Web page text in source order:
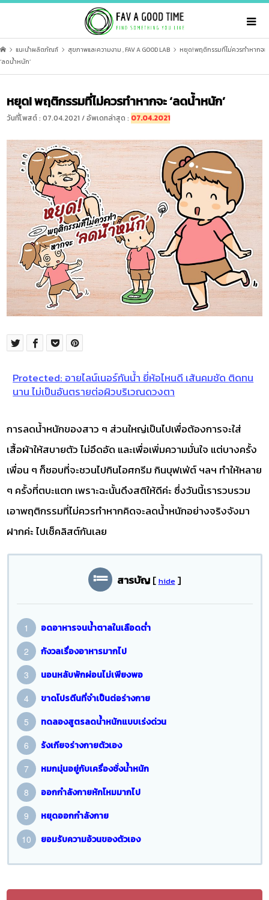
แนะนำผลิตภัณฑ์ สุขภาพและความงาม , FAV A GOOD LAB
หยุด! พฤติกรรมที่ไม่ควรทำหากจะ
‘ลดน้ำหนัก’
หยุด! พฤติกรรมที่ไม่ควรทำหากจะ ‘ลดน้ำหนัก’
วันที่โพสต์ : 07.04.2021 / อัพเดทล่าสุด : 07.04.2021
Protected: อายไลน์เนอร์กันน้ำ ยี่ห้อไหนดี เส้นคมชัด ติดทน
นาน ไม่เป็นอันตรายต่อผิวบริเวณดวงตา
การลดน้ำหนักของสาว ๆ ส่วนใหญ่เป็นไปเพื่อต้องการจะใส่
เสื้อผ้าให้สบายตัว ไม่อึดอัด และเพื่อเพิ่มความมั่นใจ แต่บางครั้ง
เพื่อน ๆ ก็ชอบที่จะชวนไปกินไอศกรีม กินบุฟเฟ่ต์ ฯลฯ ทำให้หลาย
ๆ ครั้งที่ตบะแตก เพราะฉะนั้นดึงสติให้ดีค่ะ ซึ่งวันนี้เรารวบรวม
เอาพฤติกรรมที่ไม่ควรทำหากคิดจะลดน้ำหนักอย่างจริงจังมา
ฝากค่ะ ไปเช็คลิสต์กันเลย
สารบัญ [ hide ]
อดอาหารจนน้ำตาลในเลือดต่ำ
กังวลเรื่องอาหารมากไป
นอนหลับพักผ่อนไม่เพียงพอ
ขาดโปรตีนที่จำเป็นต่อร่างกาย
ทดลองสูตรลดน้ำหนักแบบเร่งด่วน
รังเกียจร่างกายตัวเอง
หมกมุ่นอยู่กับเครื่องชั่งน้ำหนัก
ออกกำลังกายหักโหมมากไป
หยุดออกกำลังกาย
ยอมรับความอ้วนของตัวเอง